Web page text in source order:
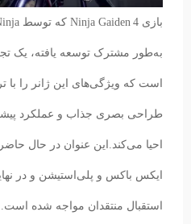
به‌طور مشترک توسعه یافته، یک
است که ویژگی‌های این ژانر را با
احیا می‌کند.این عنوان در حال
استقبال منتقدان مواجه شده است.